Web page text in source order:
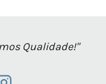
Qualidade!"